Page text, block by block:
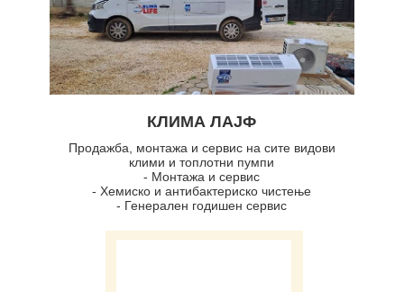
КЛИМА ЛАЈФ
Продажба, монтажа и сервис на сите видови
клими и топлотни пумпи
- Монтажа и сервис
- Хемиско и антибактериско чистење
- Генерален годишен сервис